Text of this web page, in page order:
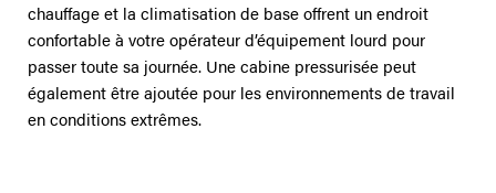
chauffage et la climatisation de base offrent un endroit
confortable à votre opérateur d’équipement lourd pour
passer toute sa journée. Une cabine pressurisée peut
également être ajoutée pour les environnements de travail
en conditions extrêmes.